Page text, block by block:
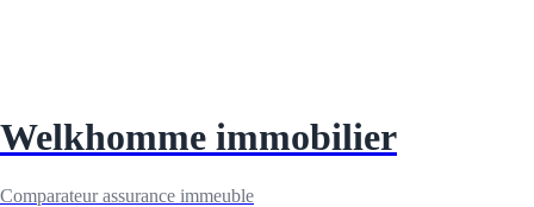
Welkhomme immobilier
Comparateur assurance immeuble